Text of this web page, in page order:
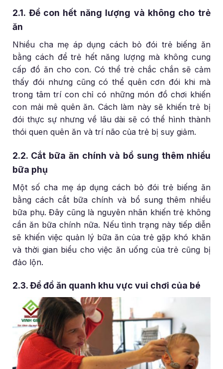
2.1. Để con hết năng lượng và không cho trẻ
ăn
Nhiều cha mẹ áp dụng cách bỏ đói trẻ biếng ăn
bằng cách để trẻ hết năng lượng mà không cung
cấp đồ ăn cho con. Có thể trẻ chắc chắn sẽ cảm
thấy đói nhưng cũng có thể quên cơn đói khi mà
trong tâm trí con chỉ có những món đồ chơi khiến
con mải mê quên ăn. Cách làm này sẽ khiến trẻ bị
đói thực sự nhưng về lâu dài sẽ có thể hình thành
thói quen quên ăn và trí não của trẻ bị suy giảm.
2.2. Cắt bữa ăn chính và bổ sung thêm nhiều
bữa phụ
Một số cha mẹ áp dụng cách bỏ đói trẻ biếng ăn
bằng cách cắt bữa chính và bổ sung thêm nhiều
bữa phụ. Đây cũng là nguyên nhân khiến trẻ không
cần ăn bữa chính nữa. Nếu tình trạng này tiếp diễn
sẽ khiến việc quản lý bữa ăn của trẻ gặp khó khăn
và thời gian biểu cho việc ăn uống của trẻ cũng bị
đảo lộn.
2.3. Để đồ ăn quanh khu vực vui chơi của bé